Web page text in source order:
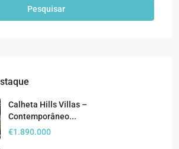
Pesquisar
Calheta Hills Villas –
Contemporâneo...
€1.890.000